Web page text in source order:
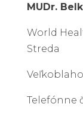
MUDr.
World
Streda
Telefónne